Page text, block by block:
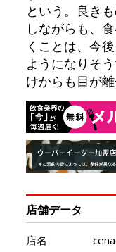
という。良き
しながらも、
くことは、今
ようになりそ
けからも目が離
店舗データ
店名